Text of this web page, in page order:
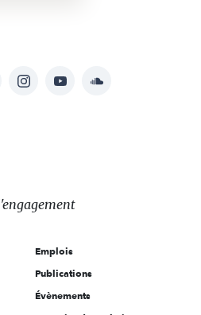
InstagramYouTubeSoundcloud
Emplois
Publications
Évènements